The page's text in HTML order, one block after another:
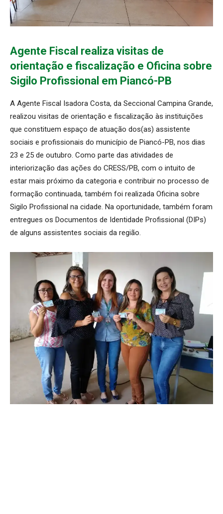
Agente Fiscal realiza visitas de
orientação e fiscalização e Oficina sobre
Sigilo Profissional em Piancó-PB
A Agente Fiscal Isadora Costa, da Seccional Campina Grande,
realizou visitas de orientação e fiscalização às instituições
que constituem espaço de atuação dos(as) assistente
sociais e profissionais do município de Piancó-PB, nos dias
23 e 25 de outubro. Como parte das atividades de
interiorização das ações do CRESS/PB, com o intuito de
estar mais próximo da categoria e contribuir no processo de
formação continuada, também foi realizada Oficina sobre
Sigilo Profissional na cidade. Na oportunidade, também foram
entregues os Documentos de Identidade Profissional (DIPs)
de alguns assistentes sociais da região.